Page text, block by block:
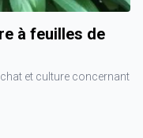
à feuilles de
et culture concernant